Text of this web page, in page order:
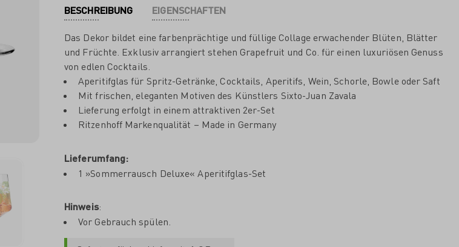
BESCHREIBUNG EIGENSCHAFTEN
Das Dekor bildet eine farbenprächtige und füllige Collage erwachender Blüten, Blätter
und Früchte. Exklusiv arrangiert stehen Grapefruit und Co. für einen luxuriösen Genuss
von edlen Cocktails.
Aperitifglas für Spritz-Getränke, Cocktails, Aperitifs, Wein, Schorle, Bowle oder Saft
Mit frischen, eleganten Motiven des Künstlers Sixto-Juan Zavala
Lieferung erfolgt in einem attraktiven 2er-Set
Ritzenhoff Markenqualität – Made in Germany
Lieferumfang:
1 »Sommerrausch Deluxe« Aperitifglas-Set
Hinweis:
Vor Gebrauch spülen.